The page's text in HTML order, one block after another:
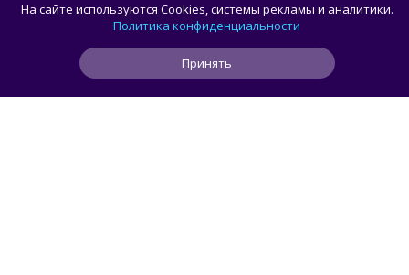
лучшие игровые сборки от 59 100 рублей
На сайте используются Cookies, системы рекламы и аналитики.
Политика конфиденциальности
Принять